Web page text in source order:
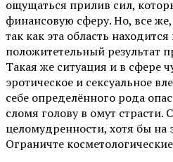
ощущаться прилив сил,
финансовую сферу. Но, все
так как эта область
положитетельный результат
Такая же ситуация и в сфере
эротическое и сексуальное
себе определённого рода
сломя голову в омут страсти.
целомудренности, хотя бы на
Ограничте